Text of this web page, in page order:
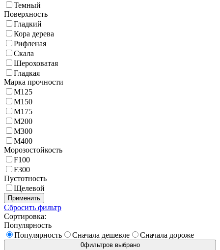
Темный
Поверхность
Гладкий
Кора дерева
Рифленая
Скала
Шероховатая
Гладкая
Марка прочности
M125
M150
M175
M200
M300
M400
Морозостойкость
F100
F300
Пустотность
Щелевой
Применить
Сбросить фильтр
Сортировка:
Популярность
Популярность
Сначала дешевле Сначала дороже
0фильтров выбрано